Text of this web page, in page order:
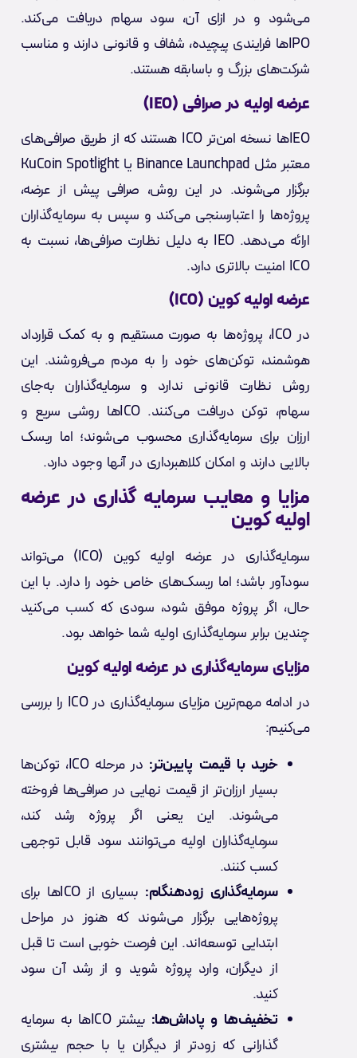
می‌شود و در ازای آن، سود سهام دریافت می‌کند.
IPOها فرایندی پیچیده، شفاف و قانونی دارند و مناسب
شرکت‌های بزرگ و باسابقه هستند.
عرضه اولیه در صرافی (IEO)
IEOها نسخه امن‌تر ICO هستند که از طریق صرافی‌های
معتبر مثل Binance Launchpad یا KuCoin Spotlight
برگزار می‌شوند. در این روش، صرافی پیش از عرضه،
پروژه‌ها را اعتبارسنجی می‌کند و سپس به سرمایه‌گذاران
ارائه می‌دهد. IEO به دلیل نظارت صرافی‌ها، نسبت به
ICO امنیت بالاتری دارد.
عرضه اولیه کوین (ICO)
در ICO، پروژه‌ها به صورت مستقیم و به کمک قرارداد
هوشمند، توکن‌های خود را به مردم می‌فروشند. این
روش نظارت قانونی ندارد و سرمایه‌گذاران به‌جای
سهام، توکن‌ دریافت می‌کنند. ICOها روشی سریع و
ارزان برای سرمایه‌گذاری محسوب می‌شوند؛ اما ریسک
بالایی دارند و امکان کلاهبرداری در آنها وجود دارد.
مزایا و معایب سرمایه گذاری در عرضه
اولیه کوین
سرمایه‌گذاری در عرضه اولیه کوین (ICO) می‌تواند
سودآور باشد؛ اما ریسک‌های خاص خود را دارد. با این
حال، اگر پروژه موفق شود، سودی که کسب می‌کنید
چندین برابر سرمایه‌گذاری اولیه شما خواهد بود.
مزایای سرمایه‌گذاری در عرضه اولیه کوین
در ادامه مهم‌ترین مزایای سرمایه‌گذاری در ICO را بررسی
می‌کنیم:
خرید با قیمت پایین‌تر:
در مرحله ICO، توکن‌ها
بسیار ارزان‌تر از قیمت نهایی در صرافی‌ها فروخته
می‌شوند. این یعنی اگر پروژه رشد کند،
سرمایه‌گذاران اولیه می‌توانند سود قابل توجهی
کسب کنند.
سرمایه‌گذاری زودهنگام:
بسیاری از ICOها برای
پروژه‌هایی برگزار می‌شوند که هنوز در مراحل
ابتدایی توسعه‌اند. این فرصت خوبی است تا قبل
از دیگران، وارد پروژه شوید و از رشد آن سود
کنید.
تخفیف‌ها و پاداش‌ها:
بیشتر ICOها به سرمایه
گذارانی که زودتر از دیگران یا با حجم بیشتری